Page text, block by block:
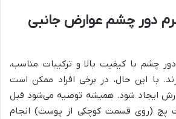
سرم دور چشم عوارض جانبی
چشم با کیفیت بالا و ترکیبات مناسب،
با این حال، در برخی افراد ممکن است
ایجاد شود. همیشه توصیه می‌شود قبل
پچ (روی قسمت کوچکی از پوست) انجام